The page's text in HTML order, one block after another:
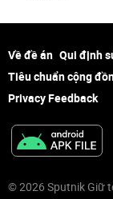
Về đề án Qui định
Tiêu chuẩn cộng
Privacy Feedback
© 2026 Sputnik Giữ